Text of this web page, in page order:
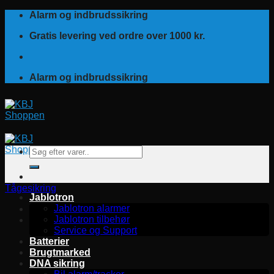
Fortsæt
indhold
Alarm og indbrudssikring
Gratis levering ved ordre over 1000 kr.
Alarm og indbrudssikring
Jablotron
Jablotron alarmer
Jablotron tilbehør
Service og Support
Batterier
Brugtmarked
DNA sikring
Søg
efter:
Tågesikring